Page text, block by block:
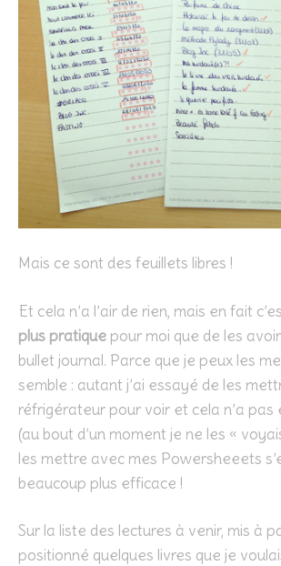
Mais ce sont des feuillets libres !
Et cela n’a l’air de rien, mais en fait
plus pratique pour moi que de les
bullet journal. Parce que je peux les
semble : autant j’ai essayé de les
réfrigérateur pour voir et cela n’a pas
(au bout d’un moment je ne les «
les mettre avec mes Powersheeets
beaucoup plus efficace !
Sur la liste des lectures à venir, mis à
positionné quelques livres que je